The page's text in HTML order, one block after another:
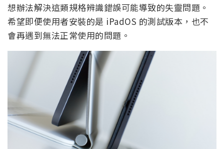
想辦法解決這類規格辨識錯誤可能導致的失靈問題。
希望即便使用者安裝的是 iPadOS 的測試版本，也不
會再遇到無法正常使用的問題。